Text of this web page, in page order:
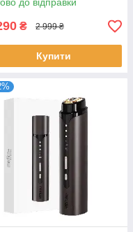
₴ 2 999 ₴
Купити